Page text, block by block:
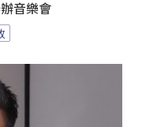
音樂會